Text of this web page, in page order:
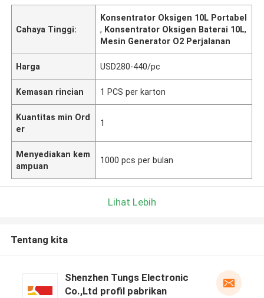
Cahaya Tinggi:
Konsentrator Oksigen 10L Portabel
, Konsentrator Oksigen Baterai 10L,
Mesin Generator O2 Perjalanan
Harga USD280-440/pc
Kemasan rincian 1 PCS per karton
Kuantitas min Ord
er
1
Menyediakan kem
ampuan
1000 pcs per bulan
Lihat Lebih
Tentang kita
Shenzhen Tungs Electronic
Co.,Ltd profil pabrikan